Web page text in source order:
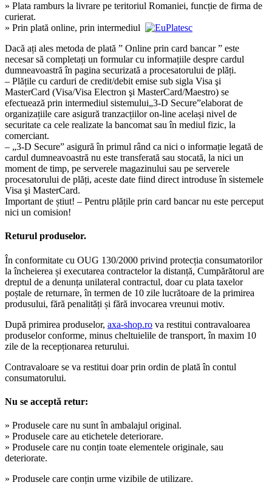
» Plata ramburs la livrare pe teritoriul Romaniei, funcție de firma de
curierat.
» Prin plată online, prin intermediul
Dacă ați ales metoda de plată ” Online prin card bancar ” este
necesar să completați un formular cu informațiile despre cardul
dumneavoastră în pagina securizată a procesatorului de plăți.
– Plățile cu carduri de credit/debit emise sub sigla Visa şi
MasterCard (Visa/Visa Electron şi MasterCard/Maestro) se
efectuează prin intermediul sistemului„3-D Secure”elaborat de
organizațiile care asigură tranzacțiilor on-line același nivel de
securitate ca cele realizate la bancomat sau în mediul fizic, la
comerciant.
– „3-D Secure” asigură în primul rând ca nici o informație legată de
cardul dumneavoastră nu este transferată sau stocată, la nici un
moment de timp, pe serverele magazinului sau pe serverele
procesatorului de plăți, aceste date fiind direct introduse în sistemele
Visa şi MasterCard.
Important de știut! – Pentru plățile prin card bancar nu este perceput
nici un comision!
Returul produselor.
În conformitate cu OUG 130/2000 privind protecția consumatorilor
la încheierea și executarea contractelor la distanță, Cumpărătorul are
dreptul de a denunța unilateral contractul, doar cu plata taxelor
poștale de returnare, în termen de 10 zile lucrătoare de la primirea
produsului, fără penalități și fără invocarea vreunui motiv.
După primirea produselor, axa-shop.ro va restitui contravaloarea
produselor conforme, minus cheltuielile de transport, în maxim 10
zile de la recepționarea returului.
Contravaloare se va restitui doar prin ordin de plată în contul
consumatorului.
Nu se acceptă retur:
» Produsele care nu sunt în ambalajul original.
» Produsele care au etichetele deteriorare.
» Produsele care nu conțin toate elementele originale, sau
deteriorate.
» Produsele care conțin urme vizibile de utilizare.